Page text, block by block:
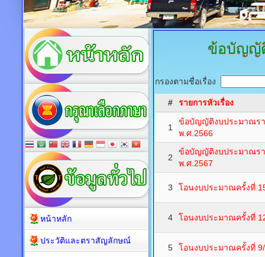
ข้อบัญญั
กรองตามชื่อเรื่อง
# รายการหัวเรื่อง
1
ข้อบัญญัติงบประมาณร
พ.ศ.2566
2
ข้อบัญญัติงบประมาณร
พ.ศ.2567
3 โอนงบประมาณครั้งที่
4 โอนงบประมาณครั้งที่
5 โอนงบประมาณครั้งที่
หน้าหลัก
ประวัติและตราสัญลักษณ์